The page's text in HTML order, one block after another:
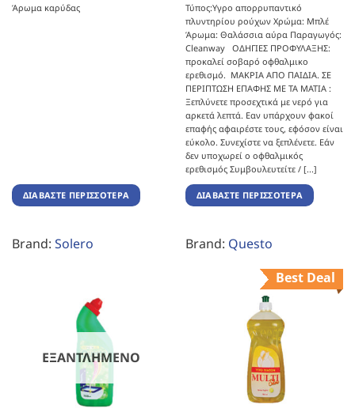
Άρωμα καρύδας
ΔΙΑΒΆΣΤΕ ΠΕΡΙΣΣΌΤΕΡΑ
Brand: Solero
Τύπος:Υγρο απορρυπαντικό
πλυντηρίου ρούχων Χρώμα: Μπλέ
Άρωμα: Θαλάσσια αύρα Παραγωγός:
Cleanway ΟΔΗΓΙΕΣ ΠΡΟΦΥΛΑΞΗΣ:
προκαλεί σοβαρό οφθαλμικο
ερεθισμό. ΜΑΚΡΙΑ ΑΠΟ ΠΑΙΔΙΑ. ΣΕ
ΠΕΡΙΠΤΩΣΗ ΕΠΑΦΗΣ ΜΕ ΤΑ ΜΑΤΙΑ :
Ξεπλύνετε προσεχτικά με νερό για
αρκετά λεπτά. Εαν υπάρχουν φακοί
επαφής αφαιρέστε τους, εφόσον είναι
εύκολο. Συνεχίστε να ξεπλένετε. Εάν
δεν υποχωρεί ο οφθαλμικός
ερεθισμός Συμβουλευτείτε / [...]
ΔΙΑΒΆΣΤΕ ΠΕΡΙΣΣΌΤΕΡΑ
Brand: Questo
ΕΞΑΝΤΛΗΜΈΝΟ
Best Deal